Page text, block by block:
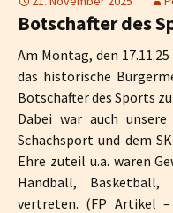
Botschafter des
Am Montag, den
das historische
Botschafter des Sports
Dabei war auch
Schachsport und dem
Ehre zuteil u.a. waren
Handball, Basketball,
vertreten. (FP Artikel –